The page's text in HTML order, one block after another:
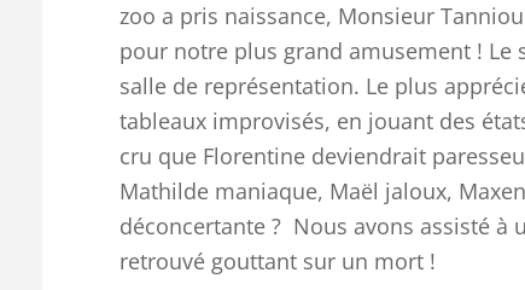
zoo a pris naissance, Monsieur
pour notre plus grand amusement !
salle de représentation. Le plus
tableaux improvisés, en jouant des
cru que Florentine deviendrait
Mathilde maniaque, Maël jaloux,
déconcertante ? Nous avons assisté à
retrouvé gouttant sur un mort !